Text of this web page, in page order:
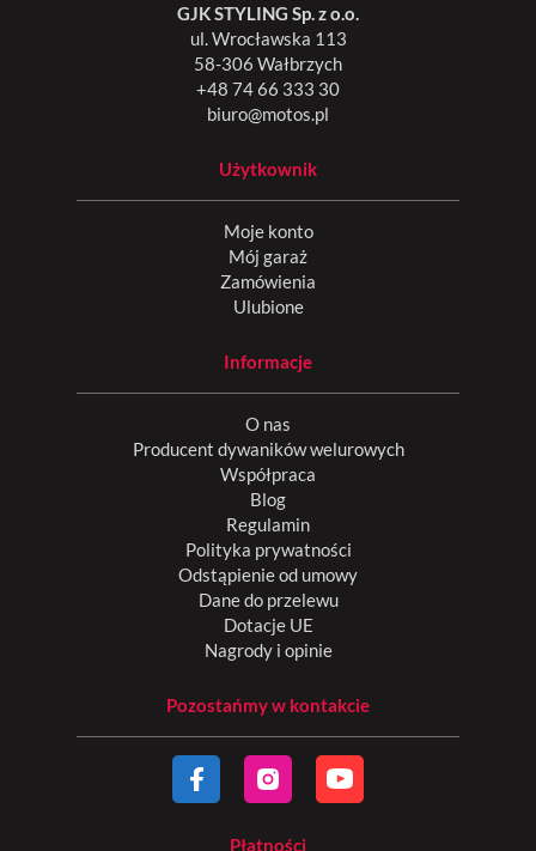
GJK STYLING Sp. z o.o.
ul. Wrocławska 113
58-306 Wałbrzych
+48 74 66 333 30
biuro@motos.pl
Użytkownik
Moje konto
Mój garaż
Zamówienia
Ulubione
Informacje
O nas
Producent dywaników welurowych
Współpraca
Blog
Regulamin
Polityka prywatności
Odstąpienie od umowy
Dane do przelewu
Dotacje UE
Nagrody i opinie
Pozostańmy w kontakcie
Płatności